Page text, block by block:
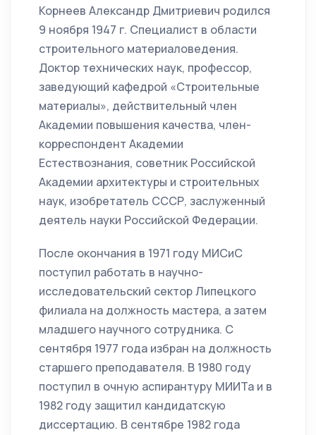
Корнеев Александр Дмитриевич родился
9 ноября 1947 г. Специалист в области
строительного материаловедения.
Доктор технических наук, профессор,
заведующий кафедрой «Строительные
материалы», действительный член
Академии повышения качества, член-
корреспондент Академии
Естествознания, советник Российской
Академии архитектуры и строительных
наук, изобретатель СССР, заслуженный
деятель науки Российской Федерации.
После окончания в 1971 году МИСиС
поступил работать в научно-
исследовательский сектор Липецкого
филиала на должность мастера, а затем
младшего научного сотрудника. С
сентября 1977 года избран на должность
старшего преподавателя. В 1980 году
поступил в очную аспирантуру МИИТа и в
1982 году защитил кандидатскую
диссертацию. В сентябре 1982 года